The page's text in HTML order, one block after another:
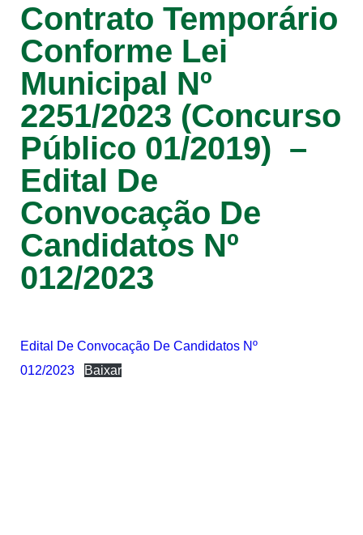
Contrato Temporário
Conforme Lei
Municipal Nº
2251/2023 (Concurso
Público 01/2019) –
Edital De
Convocação De
Candidatos Nº
012/2023
Edital De Convocação De Candidatos Nº
012/2023
Baixar